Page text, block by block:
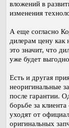
вложений в
изменения
А еще согласно
дилерам цену как
это значит, что
уже будет
Есть и другая
неоригинальные
после гарантии.
борьбе за
уходят от
оригинальных